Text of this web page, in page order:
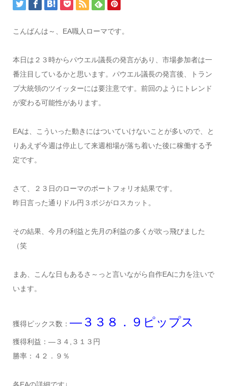
こんばんは～、EA職人ローマです。
本日は２３時からパウエル議長の発言があり、市場参加者は一
番注目しているかと思います。パウエル議長の発言後、トラン
プ大統領のツイッターには要注意です。前回のようにトレンド
が変わる可能性があります。
EAは、こういった動きにはついていけないことが多いので、と
りあえず今週は停止して来週相場が落ち着いた後に稼働する予
定です。
さて、２３日のローマのポートフォリオ結果です。
昨日言った通りドル円３ポジがロスカット。
その結果、今月の利益と先月の利益の多くが吹っ飛びました
（笑
まあ、こんな日もあるさ～っと言いながら自作EAに力を注いで
います。
獲得ピックス数： ―３３８．９ピップス
獲得利益：―３４,３１３円
勝率：４２．９％